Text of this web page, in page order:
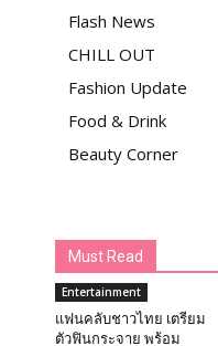
Flash News
CHILL OUT
Fashion Update
Food & Drink
Beauty Corner
Must Read
Entertainment
แฟนคลับชาวไทย เตรียม
ตัวฟินกระจาย พร้อม